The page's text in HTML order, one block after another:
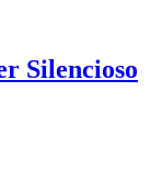
Silencioso